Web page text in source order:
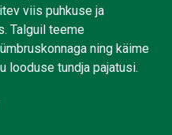
viis puhkuse ja
Talguil teeme
ning käime
looduse tundja pajatusi.